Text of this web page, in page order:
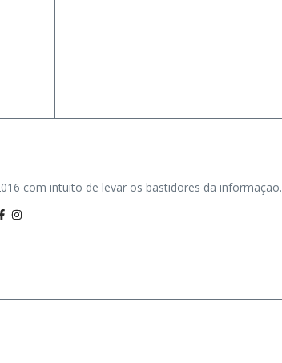
com intuito de levar os bastidores da informação.